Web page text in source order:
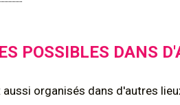
POSSIBLES DANS
organisés dans d'autres